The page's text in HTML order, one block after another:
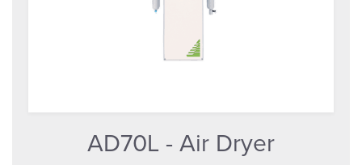
AD70L - Air Dryer